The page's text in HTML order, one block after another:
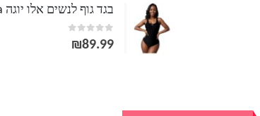
בגד גוף לנשים אלו יוגה alo yoga
0
out of 5
₪89.99